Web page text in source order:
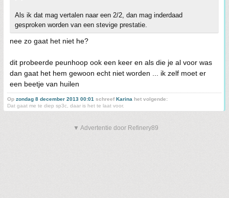
Als ik dat mag vertalen naar een 2/2, dan mag inderdaad
gesproken worden van een stevige prestatie.
nee zo gaat het niet he?
dit probeerde peunhoop ook een keer en als die je al voor was
dan gaat het hem gewoon echt niet worden ... ik zelf moet er
een beetje van huilen
Op zondag 8 december 2013 00:01 schreefKarina het volgende:
Dat gaat me te diep sp3c, daar is het te laat voor.
▼ Advertentie door Refinery89